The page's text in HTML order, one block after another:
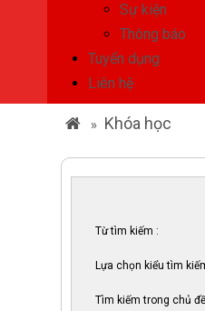
Sự kiện
Thông báo
Tuyển dụng
Liên hệ
» Khóa học
Từ tìm kiếm :
Lựa chọn kiểu tìm
Tìm kiếm trong chủ